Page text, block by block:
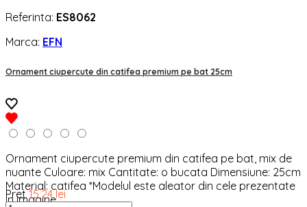
Referinta: ES8062
Marca: EFN
Ornament ciupercute din catifea premium pe bat 25cm
Ornament ciupercute premium din catifea pe bat, mix de
nuante Culoare: mix Cantitate: o bucata Dimensiune: 25cm
Material: catifea *Modelul este aleator din cele prezentate
in imagine.
Pret 15,24 lei